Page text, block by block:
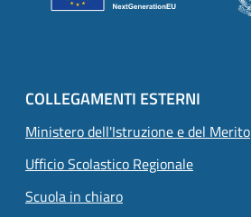
COLLEGAMENTI ESTERNI
Ministero dell'Istruzione e del Merito
Ufficio Scolastico Regionale
Scuola in chiaro